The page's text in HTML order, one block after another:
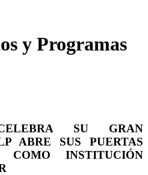
y Programas
SU GRAN
ABRE SUS PUERTAS
INSTITUCIÓN